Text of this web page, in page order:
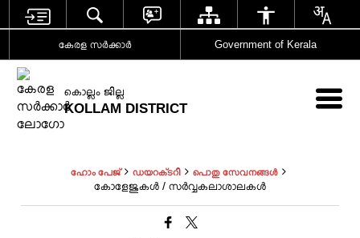
കേരള സര്‍ക്കാര്‍ Government of Kerala
കൊല്ലം ജില്ല
KOLLAM DISTRICT
ഹോം പേജ് ഡയറക്‌ടറി പൊതു സേവനങ്ങൾ
കോളേജുകൾ / സർവ്വകലാശാലകൾ